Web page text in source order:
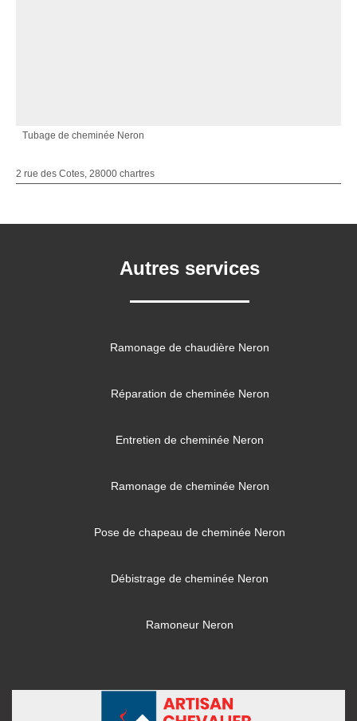
Tubage de cheminée Neron
2 rue des Cotes, 28000 chartres
Autres services
Ramonage de chaudière Neron
Réparation de cheminée Neron
Entretien de cheminée Neron
Ramonage de cheminée Neron
Pose de chapeau de cheminée Neron
Débistrage de cheminée Neron
Ramoneur Neron